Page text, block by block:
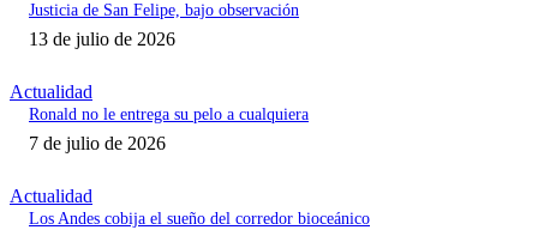
Justicia de San Felipe, bajo observación
13 de julio de 2026
Actualidad
Ronald no le entrega su pelo a cualquiera
7 de julio de 2026
Actualidad
Los Andes cobija el sueño del corredor bioceánico